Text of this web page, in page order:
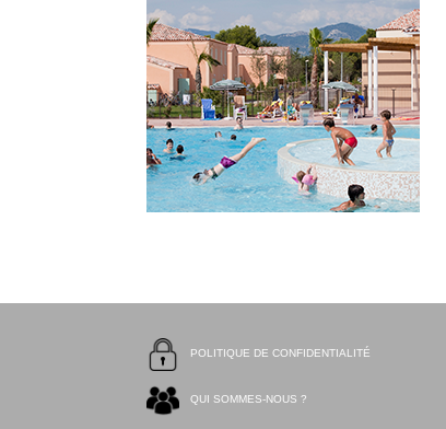
POLITIQUE DE CONFIDENTIALITÉ
QUI SOMMES-NOUS ?